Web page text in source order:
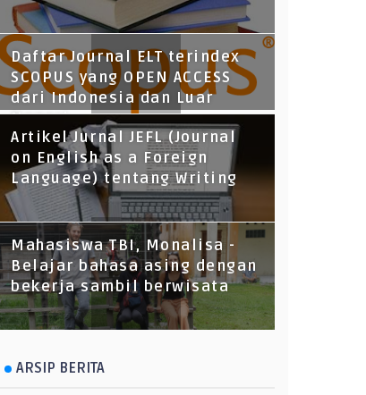
Daftar Journal ELT terindex
SCOPUS yang OPEN ACCESS
dari Indonesia dan Luar
Negeri
Artikel Jurnal JEFL (Journal
on English as a Foreign
Language) tentang Writing
Mahasiswa TBI, Monalisa -
Belajar bahasa asing dengan
bekerja sambil berwisata
ARSIP BERITA